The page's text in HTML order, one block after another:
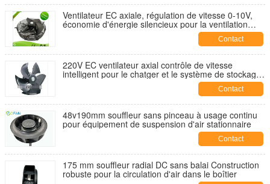
Ventilateur EC axiale, régulation de vitesse 0-10V,
économie d'énergie silencieux pour la ventilation
Contact
220V EC ventilateur axial contrôle de vitesse
intelligent pour le chatger et le système de stockage
Contact
48v190mm souffleur sans pinceau à usage continu
pour équipement de suspension d'air stationnaire
Contact
175 mm souffleur radial DC sans balai Construction
robuste pour la circulation d'air dans le boîtier